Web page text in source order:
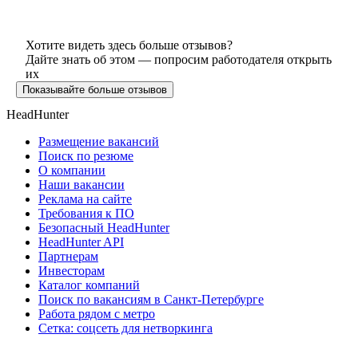
Хотите видеть здесь больше отзывов?
Дайте знать об этом — попросим работодателя открыть
их
Показывайте больше отзывов
HeadHunter
Размещение вакансий
Поиск по резюме
О компании
Наши вакансии
Реклама на сайте
Требования к ПО
Безопасный HeadHunter
HeadHunter API
Партнерам
Инвесторам
Каталог компаний
Поиск по вакансиям в Санкт-Петербурге
Работа рядом с метро
Сетка: соцсеть для нетворкинга